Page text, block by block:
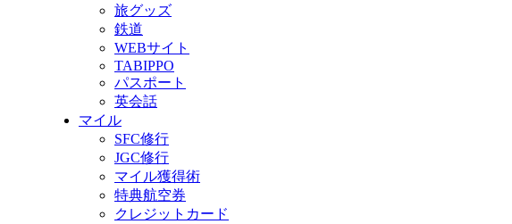
旅グッズ
鉄道
WEBサイト
TABIPPO
パスポート
英会話
マイル
SFC修行
JGC修行
マイル獲得術
特典航空券
クレジットカード